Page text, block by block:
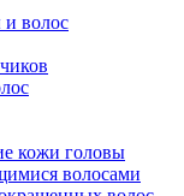
и волос
кожи головы
волосами